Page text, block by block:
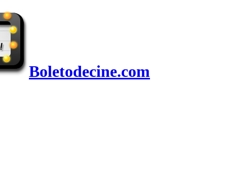
Boletodecine.com